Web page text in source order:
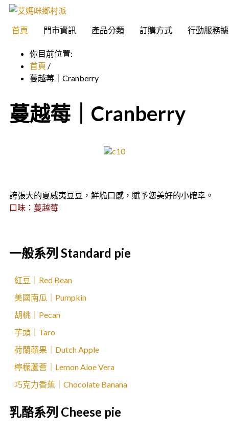
首頁 門市資訊 產品分類 訂購方式 行動服務
你目前位置:
首頁 /
蔓越莓｜Cranberry
蔓越莓｜Cranberry
誇張大的夏威夷豆豆，鮮脆口感，賦予您美好的小確幸。
口味：蔓越莓
一般系列 Standard pie
紅豆｜Red Bean
美國南瓜｜Pumpkin
胡桃｜Pecan
芋頭｜Taro
荷蘭蘋果｜Dutch Apple
檸檬蘆薈｜Lemon Aloe Vera
巧克力香蕉｜Chocolate Banana
乳酪系列 Cheese pie